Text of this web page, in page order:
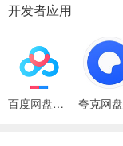
开发者应用
百度网盘绿色免安装Pc电脑版